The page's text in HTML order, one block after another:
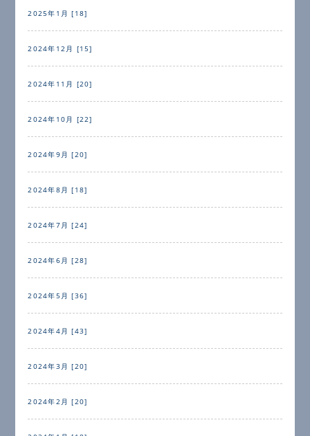
2025年1月 [18]
2024年12月 [15]
2024年11月 [20]
2024年10月 [22]
2024年9月 [20]
2024年8月 [18]
2024年7月 [24]
2024年6月 [28]
2024年5月 [36]
2024年4月 [43]
2024年3月 [20]
2024年2月 [20]